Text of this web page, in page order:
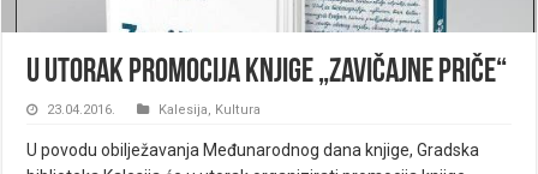
U utorak promocija knjige „Zavičajne priče“
23.04.2016. Kalesija, Kultura
U povodu obilježavanja Međunarodnog dana knjige, Gradska